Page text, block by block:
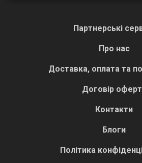
Партнерські
Про нас
Доставка, оплата та
Договір
Контакти
Блоги
Політика